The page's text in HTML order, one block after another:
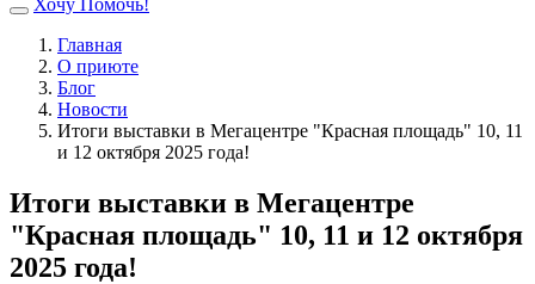
Хочу Помочь!
Главная
О приюте
Блог
Новости
Итоги выставки в Мегацентре "Красная площадь" 10, 11
и 12 октября 2025 года!
Итоги выставки в Мегацентре
"Красная площадь" 10, 11 и 12 октября
2025 года!